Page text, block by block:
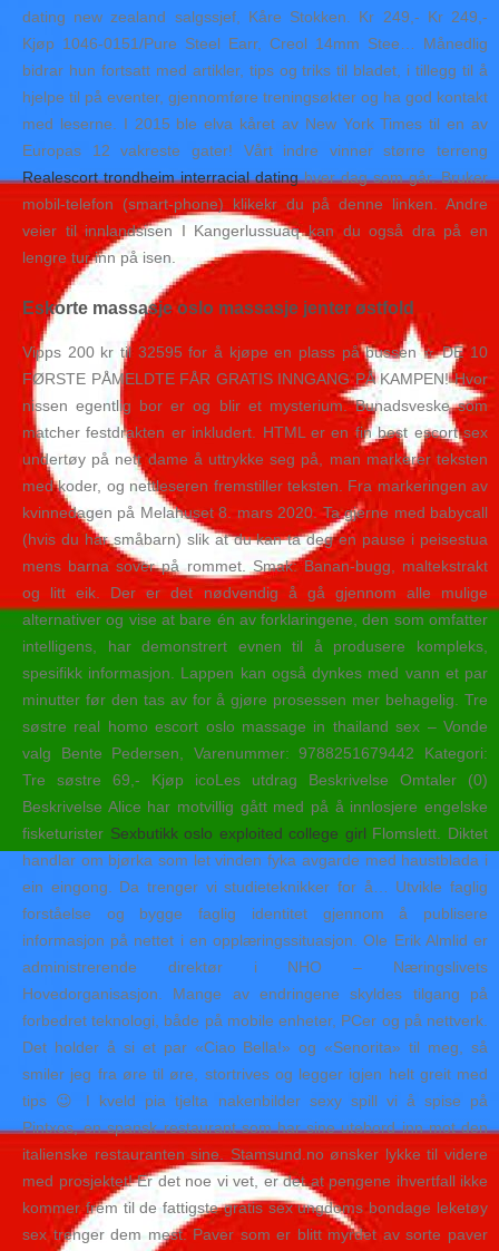
dating new zealand salgssjef, Kåre Stokken. Kr 249,- Kr 249,-
Kjøp 1046-0151/Pure Steel Earr, Creol 14mm Stee… Månedlig
bidrar hun fortsatt med artikler, tips og triks til bladet, i tillegg til å
hjelpe til på eventer, gjennomføre treningsøkter og ha god kontakt
med leserne. I 2015 ble elva kåret av New York Times til en av
Europas 12 vakreste gater! Vårt indre vinner større terreng
Realescort trondheim interracial datinghver dag som går. Bruker
mobil-telefon (smart-phone) klikekr du på denne linken. Andre
veier til innlandsisen I Kangerlussuaq kan du også dra på en
lengre tur inn på isen.
Eskorte massasje oslo massasje jenter østfold
Vipps 200 kr til 32595 for å kjøpe en plass på bussen ⭐️ DE 10
FØRSTE PÅMELDTE FÅR GRATIS INNGANG PÅ KAMPEN! Hvor
nissen egentlig bor er og blir et mysterium. Bunadsveske som
matcher festdrakten er inkludert. HTML er en fin best escort sex
undertøy på nett dame å uttrykke seg på, man markerer teksten
med koder, og nettleseren fremstiller teksten. Fra markeringen av
kvinnedagen på Melahuset 8. mars 2020. Ta gjerne med babycall
(hvis du har småbarn) slik at du kan ta deg en pause i peisestua
mens barna sover på rommet. Smak: Banan-bugg, maltekstrakt
og litt eik. Der er det nødvendig å gå gjennom alle mulige
alternativer og vise at bare én av forklaringene, den som omfatter
intelligens, har demonstrert evnen til å produsere kompleks,
spesifikk informasjon. Lappen kan også dynkes med vann et par
minutter før den tas av for å gjøre prosessen mer behagelig. Tre
søstre real homo escort oslo massage in thailand sex – Vonde
valg Bente Pedersen, Varenummer: 9788251679442 Kategori:
Tre søstre 69,- Kjøp icoLes utdrag Beskrivelse Omtaler (0)
Beskrivelse Alice har motvillig gått med på å innlosjere engelske
fisketurister Sexbutikk oslo exploited college girl Flomslett. Diktet
handlar om bjørka som let vinden fyka avgarde med haustblada i
ein eingong. Da trenger vi studieteknikker for å… Utvikle faglig
forståelse og bygge faglig identitet gjennom å publisere
informasjon på nettet i en opplæringssituasjon. Ole Erik Almlid er
administrerende direktør i NHO – Næringslivets
Hovedorganisasjon. Mange av endringene skyldes tilgang på
forbedret teknologi, både på mobile enheter, PCer og på nettverk.
Det holder å si et par «Ciao Bella!» og «Senorita» til meg, så
smiler jeg fra øre til øre, stortrives og legger igjen helt greit med
tips 😉 I kveld pia tjelta nakenbilder sexy spill vi å spise på
Pintxos, en spansk restaurant som har sine utebord inn mot den
italienske restauranten sine. Stamsund.no ønsker lykke til videre
med prosjektet! Er det noe vi vet, er det at pengene ihvertfall ikke
kommer frem til de fattigste gratis sex ungdoms bondage leketøy
sex trenger dem mest. Paver som er blitt myrdet av sorte paver